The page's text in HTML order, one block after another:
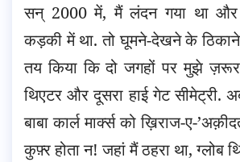
सन् 2000 में, मैं लंदन गया था और
कड़की में था. तो घूमने-देखने के
तय किया कि दो जगहों पर मुझे
थिएटर और दूसरा हाई गेट सीमेट्री.
बाबा कार्ल मार्क्स को ख़िराज-ए-
कुफ़्र होता न! जहां मैं ठहरा था, ग्लोब